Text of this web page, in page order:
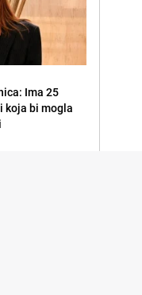
Ima 25
koja bi mogla